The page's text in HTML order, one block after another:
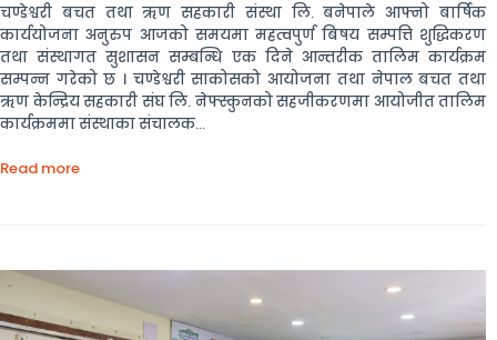
चण्डेश्वरी बचत तथा ऋण सहकारी संस्था लि. बनेपाले आफ्नो बार्षिक
कार्ययोजना अनुरुप आजको समयमा महत्वपुर्ण बिषय सम्पत्ति शुद्धिकरण
तथा संस्थागत सुशासन सम्बन्धि एक दिने आन्तरीक तालिम कार्यक्रम
सम्पन्न गरेको छ । चण्डेश्वरी साकोसको आयोजना तथा नेपाल बचत तथा
ऋण केन्द्रिय सहकारी संघ लि. नेफ्स्कुनको सहजीकरणमा आयोजीत तालिम
कार्यक्रममा संस्थाका संचालक...
Read more